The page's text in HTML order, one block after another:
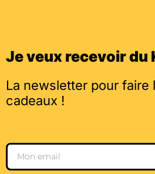
Je veux recevoir du
La newsletter pour faire
cadeaux !
Email